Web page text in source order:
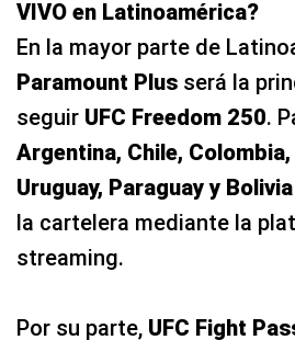
VIVO en Latinoamérica?
En la mayor parte de
Paramount Plus será la
seguir UFC Freedom 250.
Argentina, Chile, Colombia,
Uruguay, Paraguay y Bolivia
la cartelera mediante la
streaming.
Por su parte, UFC Fight